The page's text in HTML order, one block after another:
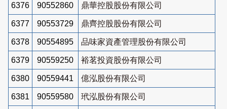
6376 90552860 鼎華控股股份有限公司
6377 90553729 鼎齊控股股份有限公司
6378 90554895 品味家資產管理股份有限公司
6379 90559250 裕茗投資股份有限公司
6380 90559441 億泓股份有限公司
6381 90559580 玳泓股份有限公司